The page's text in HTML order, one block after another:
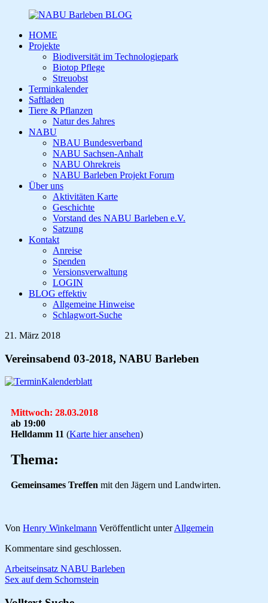
HOME
Projekte
Biodiversität im Technologiepark
Biotop Pflege
Streuobst
Terminkalender
Saftladen
Tiere & Pflanzen
Natur des Jahres
NABU
NBAU Bundesverband
NABU Sachsen-Anhalt
NABU Ohrekreis
NABU Barleben Projekt Forum
Über uns
Aktivitäten Karte
Geschichte
Vorstand des NABU Barleben e.V.
Satzung
Kontakt
Anreise
Spenden
Versionsverwaltung
LOGIN
BLOG effektiv
Allgemeine Hinweise
Schlagwort-Suche
21. März 2018
Vereinsabend 03-2018, NABU Barleben
Mittwoch: 28.03.2018
ab 19:00
Helldamm 11 (Karte hier ansehen)
Thema:
Gemeinsames Treffen mit den Jägern und Landwirten.
Von Henry Winkelmann Veröffentlicht unter Allgemein
Kommentare sind geschlossen.
Arbeitseinsatz NABU Barleben
Sex auf dem Schornstein